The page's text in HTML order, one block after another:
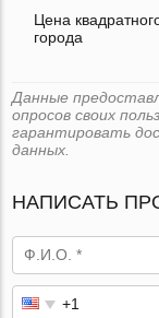
Цена
города
Данные
опросов своих
гарантировать
данных.
НАПИСАТЬ